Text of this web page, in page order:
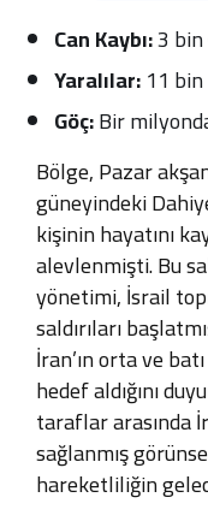
Can Kaybı:3
Yaralılar:11
Göç:Bir
Bölge, Pazar
güneyindeki
kişinin hayatını
alevlenmişti. Bu
yönetimi, İsrail
saldırıları
İran’ın orta ve
hedef aldığını
taraflar arasında
sağlanmış
hareketliliğin